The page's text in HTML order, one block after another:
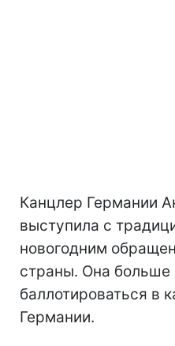
Канцлер Германии
выступила с
новогодним
страны. Она больше
баллотироваться в
Германии.